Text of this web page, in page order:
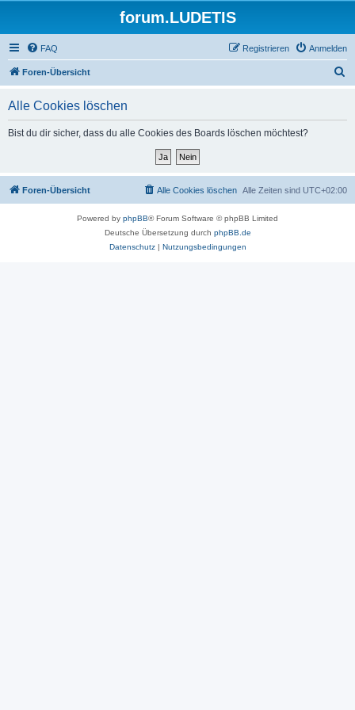
forum.LUDETIS
FAQ Anmelden
Registrieren
Foren-Übersicht
Alle Cookies löschen
Bist du dir sicher, dass du alle Cookies des Boards löschen möchtest?
Foren-Übersicht Alle Zeiten sind UTC+02:00
Alle Cookies löschen
Powered by phpBB® Forum Software © phpBB Limited
Deutsche Übersetzung durch phpBB.de
Datenschutz| Nutzungsbedingungen